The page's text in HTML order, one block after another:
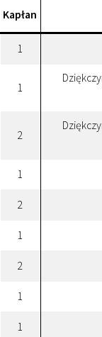
Kapłan
1
1
2
1
2
1
2
1
1